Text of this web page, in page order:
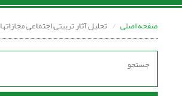
صفحه اصلی تحلیل آثار تربیتی اجتماعی مجازاتها